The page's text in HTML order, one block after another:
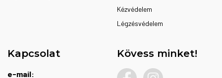
Kézvédelem
Légzésvédelem
Kapcsolat
e-mail:
Kövess minket!